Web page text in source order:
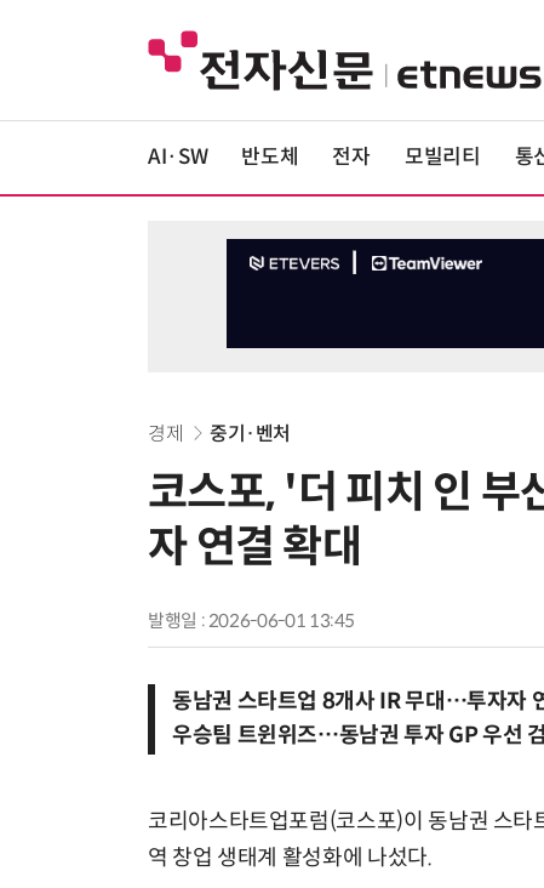
AI·SW 반도체 전자 모빌리티 통
경제 중기·벤처
코스포, '더 피치 인
자 연결 확대
발행일 : 2026-06-01 13:45
동남권 스타트업 8개사 IR 무대…투자자
우승팀 트윈위즈…동남권 투자 GP 우선
코리아스타트업포럼(코스포)이 동남권 스타
역 창업 생태계 활성화에 나섰다.